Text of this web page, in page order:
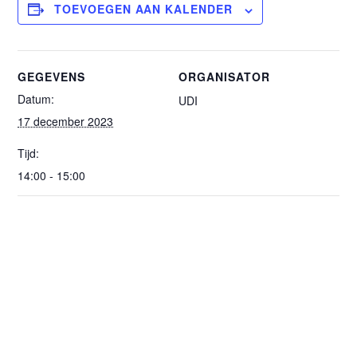
TOEVOEGEN AAN KALENDER
GEGEVENS
Datum:
17 december 2023
Tijd:
14:00 - 15:00
ORGANISATOR
UDI